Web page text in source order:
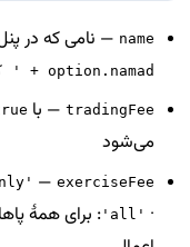
name — نامی که در
'کاور ' + option.namad
tradingFee — با
می‌شود
exerciseFee
—
·
'all' : برای همهٔ